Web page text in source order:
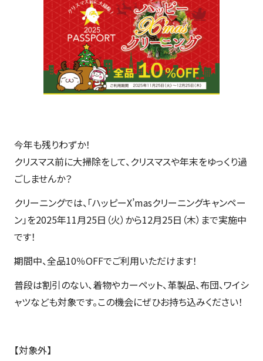
今年も残りわずか！
クリスマス前に大掃除をして、クリスマスや年末をゆっくり過
ごしませんか？
クリーニングでは、「ハッピーX’masクリーニングキャンペー
ン」を2025年11月25日（火）から12月25日（木）まで実施中
です！
期間中、全品10％OFFでご利用いただけます！
普段は割引のない、着物やカーペット、革製品、布団、ワイシ
ャツなども対象です。この機会にぜひお持ち込みください！
【対象外】